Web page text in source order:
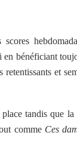
scores
bénéficiant
et
tandis que la
comme Ces